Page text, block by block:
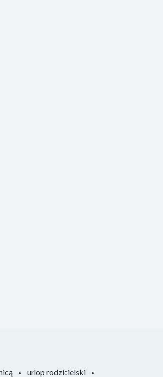
urlop rodzicielski